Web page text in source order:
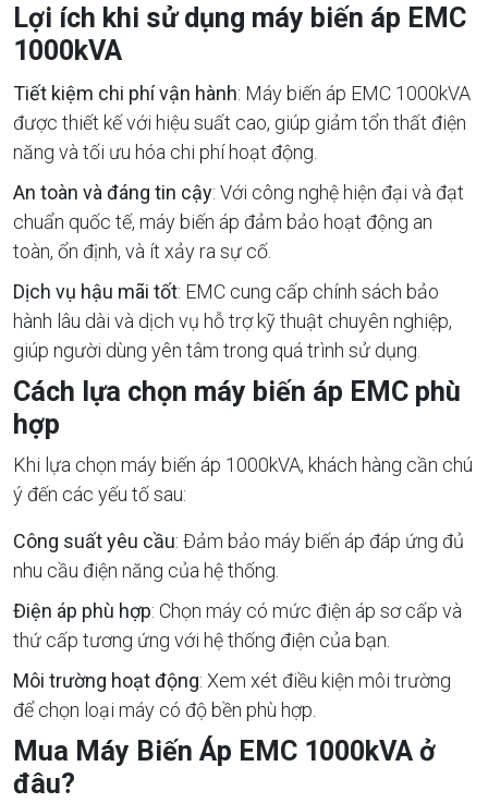
Lợi ích khi sử dụng máy biến áp EMC
1000kVA
Tiết kiệm chi phí vận hành: Máy biến áp EMC 1000kVA
được thiết kế với hiệu suất cao, giúp giảm tổn thất điện
năng và tối ưu hóa chi phí hoạt động.
An toàn và đáng tin cậy: Với công nghệ hiện đại và đạt
chuẩn quốc tế, máy biến áp đảm bảo hoạt động an
toàn, ổn định, và ít xảy ra sự cố.
Dịch vụ hậu mãi tốt: EMC cung cấp chính sách bảo
hành lâu dài và dịch vụ hỗ trợ kỹ thuật chuyên nghiệp,
giúp người dùng yên tâm trong quá trình sử dụng.
Cách lựa chọn máy biến áp EMC phù
hợp
Khi lựa chọn máy biến áp 1000kVA, khách hàng cần chú
ý đến các yếu tố sau:
Công suất yêu cầu: Đảm bảo máy biến áp đáp ứng đủ
nhu cầu điện năng của hệ thống.
Điện áp phù hợp: Chọn máy có mức điện áp sơ cấp và
thứ cấp tương ứng với hệ thống điện của bạn.
Môi trường hoạt động: Xem xét điều kiện môi trường
để chọn loại máy có độ bền phù hợp.
Mua Máy Biến Áp EMC 1000kVA ở
đâu?